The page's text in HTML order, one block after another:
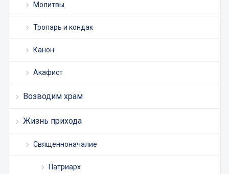
Молитвы
Тропарь и кондак
Канон
Акафист
Возводим храм
Жизнь прихода
Священноначалие
Патриарх